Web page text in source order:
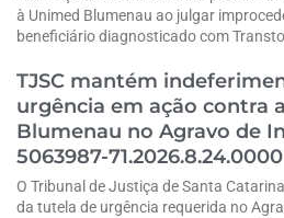
à Unimed Blumenau ao julgar
beneficiário diagnosticado com
TJSC mantém
urgência em ação contra
Blumenau no Agravo de
5063987-71.2026.8.24.0000
O Tribunal de Justiça de Santa
da tutela de urgência requerida no